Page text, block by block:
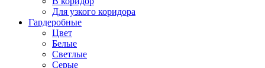
Для узкого коридора
Гардеробные
Цвет
Белые
Светлые
Серые